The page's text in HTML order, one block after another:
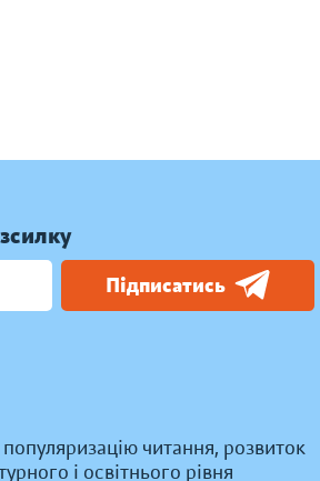
Підписатись
читання, розвиток
і освітнього рівня